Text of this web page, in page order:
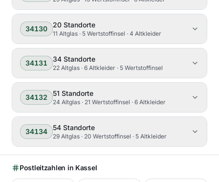
34130 20 Standorte
11 Altglas · 5 Wertstoffinsel · 4 Altkleider
34131 34 Standorte
22 Altglas · 6 Altkleider · 5 Wertstoffinsel
34132 51 Standorte
24 Altglas · 21 Wertstoffinsel · 6 Altkleider
34134 54 Standorte
29 Altglas · 20 Wertstoffinsel · 5 Altkleider
Postleitzahlen in Kassel